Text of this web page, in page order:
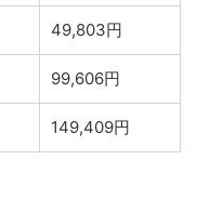
49,803円
99,606円
149,409円